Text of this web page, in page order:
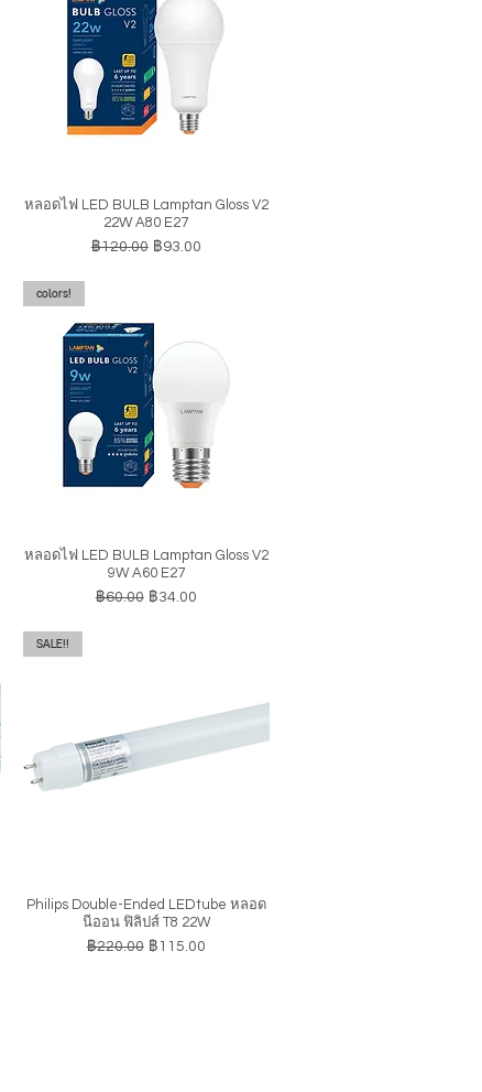
ดูข้อมูลด่วน
หลอดไฟ LED BULB Lamptan Gloss V2
22W A80 E27
ราคาปกติ
฿120.00 ราคาขายลด
฿93.00
ดูข้อมูลด่วน
colors!
หลอดไฟ LED BULB Lamptan Gloss V2
9W A60 E27
ราคาปกติ
฿60.00 ราคาขายลด
฿34.00
ดูข้อมูลด่วน
SALE!!
Philips Double-Ended LEDtube หลอด
นีออน ฟิลิปส์ T8 22W
ราคาปกติ
฿220.00 ราคาขายลด
฿115.00